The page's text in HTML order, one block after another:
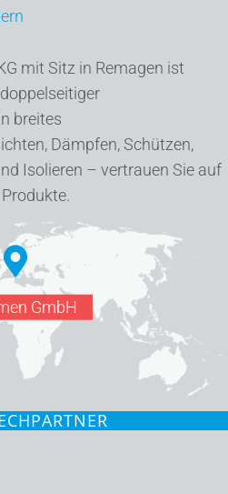
mit Sitz in Remagen ist
breites
Dämpfen, Schützen,
Isolieren – vertrauen Sie auf
GmbH